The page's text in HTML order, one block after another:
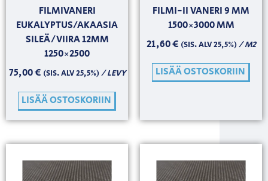
FILMIVANERI
EUKALYPTUS/AKAASIA
SILEÄ/VIIRA 12MM
1250×2500
75,00€ (SIS. ALV 25,5%)/ LEVY
LISÄÄ OSTOSKORIIN
FILMI-II VANERI 9 MM
1500×3000 MM
21,60€ (SIS. ALV 25,5%)/ M2
LISÄÄ OSTOSKORIIN